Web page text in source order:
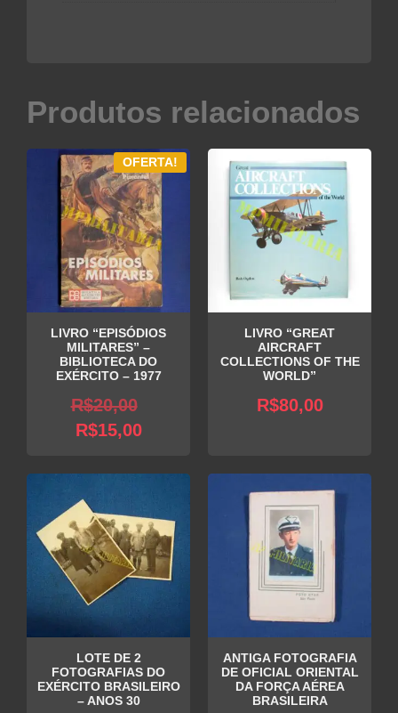
Produtos relacionados
OFERTA!
LIVRO “EPISÓDIOS
MILITARES” –
BIBLIOTECA DO
EXÉRCITO – 1977
R$20,00
era:
R$15,00O
atual
R$15,00.
LIVRO “GREAT
AIRCRAFT
COLLECTIONS OF THE
WORLD”
R$80,00
LOTE DE 2
FOTOGRAFIAS DO
EXÉRCITO BRASILEIRO
– ANOS 30
ANTIGA FOTOGRAFIA
DE OFICIAL ORIENTAL
DA FORÇA AÉREA
BRASILEIRA